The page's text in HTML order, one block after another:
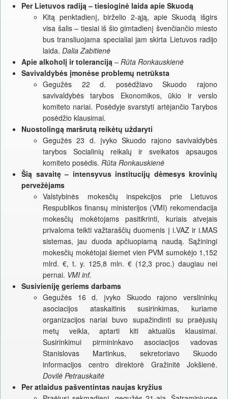
Per Lietuvos radiją – tiesioginė laida apie Skuodą
Kitą penktadienį, birželio 2-ąją, apie Skuodą išgirs
visa šalis – tiesiai iš šio gimtadienį švenčiančio miesto
bus transliuojama specialiai jam skirta Lietuvos radijo
laida. Dalia Zabitienė
Apie alkoholį ir toleranciją – Rūta Ronkauskienė
Savivaldybės įmonėse problemų netrūksta
Gegužės 22 d. posėdžiavo Skuodo rajono
savivaldybės tarybos Ekonomikos, ūkio ir verslo
komiteto nariai. Posėdyje svarstyti artėjančio Tarybos
posėdžio klausimai.
Nuostolingą maršrutą reikėtų uždaryti
Gegužės 23 d. įvyko Skuodo rajono savivaldybės
tarybos Socialinių reikalų ir sveikatos apsaugos
komiteto posėdis. Rūta Ronkauskienė
Šią savaitę – intensyvus institucijų dėmesys krovinių
pervežėjams
Valstybinės mokesčių inspekcijos prie Lietuvos
Respublikos finansų ministerijos (VMI) rekomendacija
mokesčių mokėtojams pasitikrinti, kuriais atvejais
privaloma teikti važtaraščių duomenis į i.VAZ ir i.MAS
sistemas, jau duoda apčiuopiamą naudą. Sąžiningi
mokesčių mokėtojai šiemet vien PVM sumokėjo 1,152
mlrd. €, t. y. 125,8 mln. € (12,3 proc.) daugiau nei
pernai. VMI inf.
Susivieniję geriems darbams
Gegužės 16 d. įvyko Skuodo rajono verslininkų
asociacijos ataskaitinis susirinkimas, kuriame
organizacijos nariai buvo supažindinti su praėjusių
metų veikla, aptarti kiti aktualūs klausimai.
Susirinkimui pirmininkavo asociacijos vadovas
Stanislovas Martinkus, sekretoriavo Skuodo
informacijos centro direktorė Gražinitė Jokšienė.
Dovilė Petrauskaitė
Per atlaidus pašventintas naujas kryžius